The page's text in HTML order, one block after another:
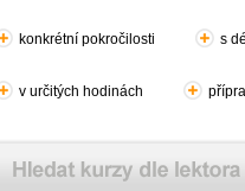
konkrétní pokročilosti s
v určitých hodinách